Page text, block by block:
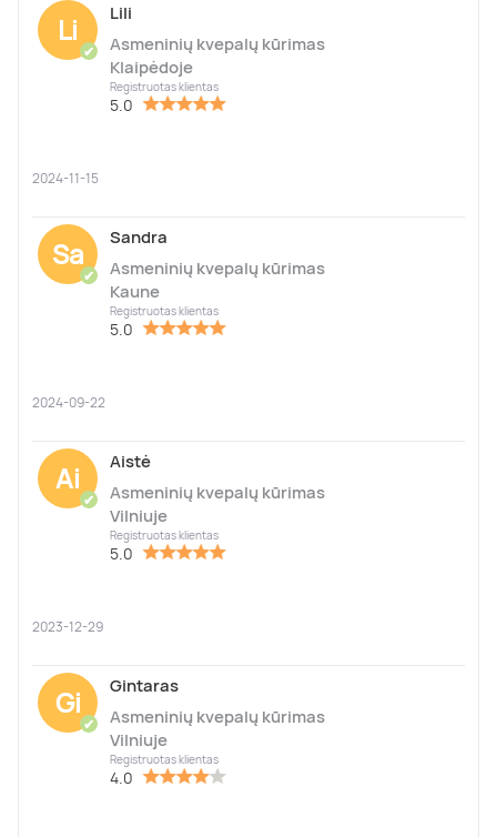
Li
✔
Lili
Asmeninių kvepalų kūrimas
Klaipėdoje
Registruotas klientas
5.0
2024-11-15
Sa
✔
Sandra
Asmeninių kvepalų kūrimas
Kaune
Registruotas klientas
5.0
2024-09-22
Ai
✔
Aistė
Asmeninių kvepalų kūrimas
Vilniuje
Registruotas klientas
5.0
2023-12-29
Gi
✔
Gintaras
Asmeninių kvepalų kūrimas
Vilniuje
Registruotas klientas
4.0